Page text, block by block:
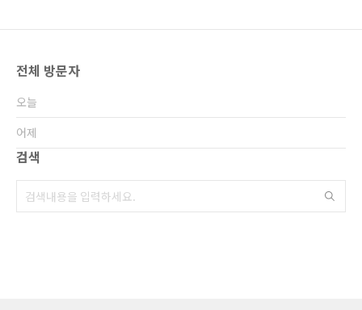
전체 방문자
오늘
어제
검색